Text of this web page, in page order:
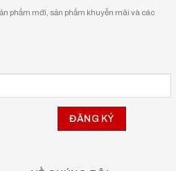
phẩm mới, sản phẩm khuyễn mãi và các